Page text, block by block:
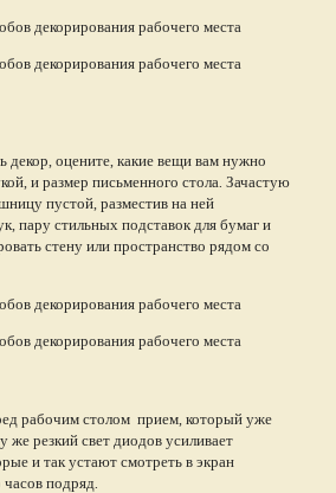
декор, оцените, какие вещи вам нужно
и размер письменного стола. Зачастую
пустой, разместив на ней
пару стильных подставок для бумаг и
стену или пространство рядом со
рабочим столом прием, который уже
же резкий свет диодов усиливает
и так устают смотреть в экран
подряд.